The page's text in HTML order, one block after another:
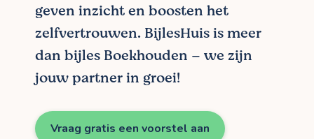
geven inzicht en boosten het
zelfvertrouwen. BijlesHuis is meer
dan bijles Boekhouden – we zijn
jouw partner in groei!
Vraag gratis een voorstel aan